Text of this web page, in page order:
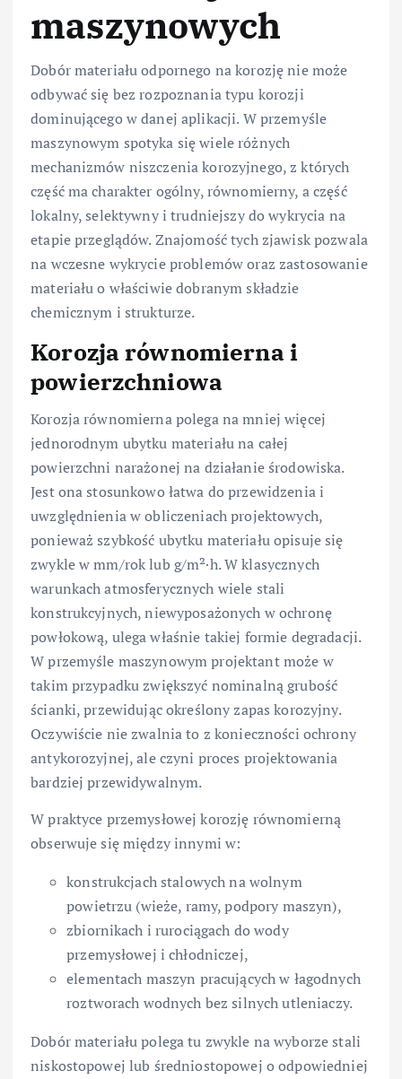
maszynowych
Dobór materiału odpornego na korozję nie może
odbywać się bez rozpoznania typu korozji
dominującego w danej aplikacji. W przemyśle
maszynowym spotyka się wiele różnych
mechanizmów niszczenia korozyjnego, z których
część ma charakter ogólny, równomierny, a część
lokalny, selektywny i trudniejszy do wykrycia na
etapie przeglądów. Znajomość tych zjawisk pozwala
na wczesne wykrycie problemów oraz zastosowanie
materiału o właściwie dobranym składzie
chemicznym i strukturze.
Korozja równomierna i
powierzchniowa
Korozja równomierna polega na mniej więcej
jednorodnym ubytku materiału na całej
powierzchni narażonej na działanie środowiska.
Jest ona stosunkowo łatwa do przewidzenia i
uwzględnienia w obliczeniach projektowych,
ponieważ szybkość ubytku materiału opisuje się
zwykle w mm/rok lub g/m²·h. W klasycznych
warunkach atmosferycznych wiele stali
konstrukcyjnych, niewyposażonych w ochronę
powłokową, ulega właśnie takiej formie degradacji.
W przemyśle maszynowym projektant może w
takim przypadku zwiększyć nominalną grubość
ścianki, przewidując określony zapas korozyjny.
Oczywiście nie zwalnia to z konieczności ochrony
antykorozyjnej, ale czyni proces projektowania
bardziej przewidywalnym.
W praktyce przemysłowej korozję równomierną
obserwuje się między innymi w:
konstrukcjach stalowych na wolnym
powietrzu (wieże, ramy, podpory maszyn),
zbiornikach i rurociągach do wody
przemysłowej i chłodniczej,
elementach maszyn pracujących w łagodnych
roztworach wodnych bez silnych utleniaczy.
Dobór materiału polega tu zwykle na wyborze stali
niskostopowej lub średniostopowej o odpowiedniej